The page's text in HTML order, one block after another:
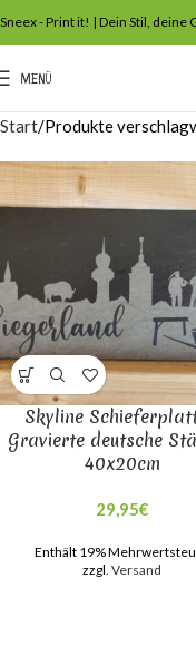
Sneex - Print it! | Dein Stil, deine
MENÜ
Start Produkte
Skyline
Gravierte deutsche
40x20cm
29,95€
Enthält 19%
zzgl. Versand